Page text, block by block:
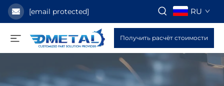
[email protected] RU
Получить расчёт стоимости